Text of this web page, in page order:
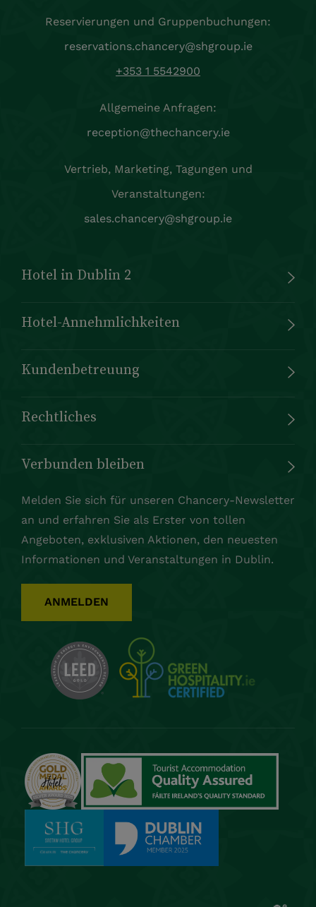
Reservierungen und Gruppenbuchungen:
reservations.chancery@shgroup.ie
+353 1 5542900
Allgemeine Anfragen:
reception@thechancery.ie
Vertrieb, Marketing, Tagungen und
Veranstaltungen:
sales.chancery@shgroup.ie
Hotel in Dublin 2
Hotel-Annehmlichkeiten
Kundenbetreuung
Rechtliches
Verbunden bleiben
Melden Sie sich für unseren Chancery-Newsletter
an und erfahren Sie als Erster von tollen
Angeboten, exklusiven Aktionen, den neuesten
Informationen und Veranstaltungen in Dublin.
ANMELDEN